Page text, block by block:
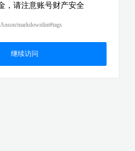
，请注意账号财产安全
markdownlint#tags
继续访问